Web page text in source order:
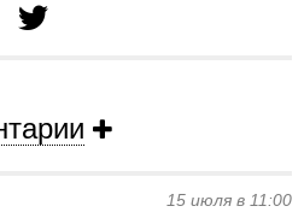
15 июля в 11:00